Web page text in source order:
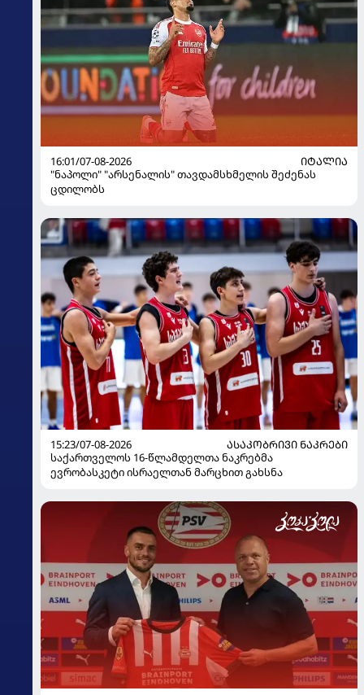
16:01/07-08-2026
ᲘᲢᲐᲚᲘᲐ
"ნაპოლი" "არსენალის" თავდამსხმელის შეძენას
ცდილობს
15:23/07-08-2026
ᲐᲡᲐᲙᲝᲑᲠᲘᲕᲘ ᲜᲐᲙᲠᲔᲑᲘ
საქართველოს 16-წლამდელთა ნაკრებმა
ევრობასკეტი ისრაელთან მარცხით გახსნა